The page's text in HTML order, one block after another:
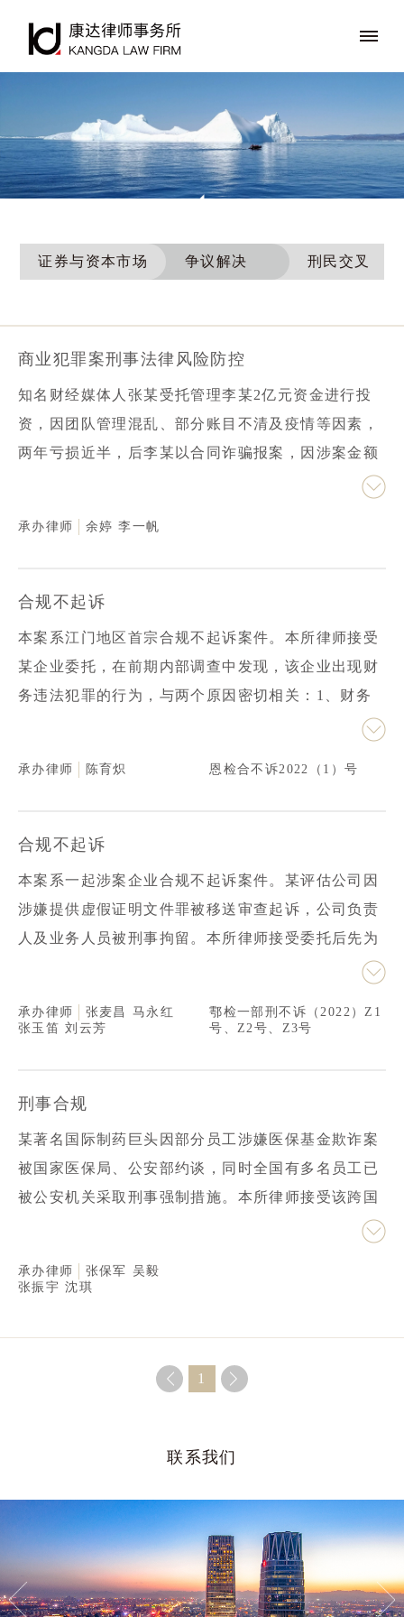
证券与资本市场 争议解决 刑民交叉
商业犯罪案刑事法律风险防控
知名财经媒体人张某受托管理李某2亿元资金进行投
资，因团队管理混乱、部分账目不清及疫情等因素，
两年亏损近半，后李某以合同诈骗报案，因涉案金额
巨大，遂某市经侦支队受案调查。本所律师接受张某
据材料，在黄金72小时内完成跨境流水核验、中英文
术厘清复杂案情，将专业投资术语转化为侦查语言呈
均被驳回；后李某向该市检察院提出立案监督，也未
获支持。张某涉嫌合同诈骗的刑事风险得以成功化
承办律师 余婷 李一帆
合规不起诉
本案系江门地区首宗合规不起诉案件。本所律师接受
某企业委托，在前期内部调查中发现，该企业出现财
务违法犯罪的行为，与两个原因密切相关：1、财务
制度缺乏监管；2、股东决议违法。本所律师从财务
对财务制度、决议过程、举报监督制度等重点领域建
报告作为整改检验的标尺，在合规计划中阐明一边整
承办律师 陈育炽 恩检合不诉2022（1）号
合规不起诉
本案系一起涉案企业合规不起诉案件。某评估公司因
涉嫌提供虚假证明文件罪被移送审查起诉，公司负责
人及业务人员被刑事拘留。本所律师接受委托后先为
公司负责人办理取保候审，又立即向检察机关提交
见，向该公司发出《检察建议书》。本所律师组建合
六大类整改过程文件，最终通过检察机关的验收，评
估公司、公司负责人、经办业务人员等均获不起诉，
取得圆满成功。
承办律师 张麦昌
马永红
张玉笛 刘云芳
鄠检一部刑不诉（2022）Z1
号、Z2号、Z3号
刑事合规
某著名国际制药巨头因部分员工涉嫌医保基金欺诈案
被国家医保局、公安部约谈，同时全国有多名员工已
被公安机关采取刑事强制措施。本所律师接受该跨国
药企委托后，立即成立专门工作团队，通过对委托人
的基础上，制订详细的调查方案，开展内部反舞弊调
解了委托人的经营风险，并为委托人争取主动提供了
强有力的支持，最终化解了委托人刑事风险。
承办律师 张保军 吴毅
张振宇 沈琪
1
联系我们